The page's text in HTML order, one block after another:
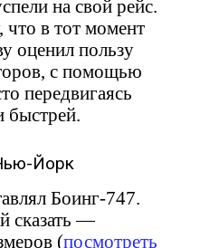
на свой рейс.
что в тот момент
оценил пользу
с помощью
передвигаясь
быстрей.
Йорк
Боинг-747.
сказать —
(посмотреть